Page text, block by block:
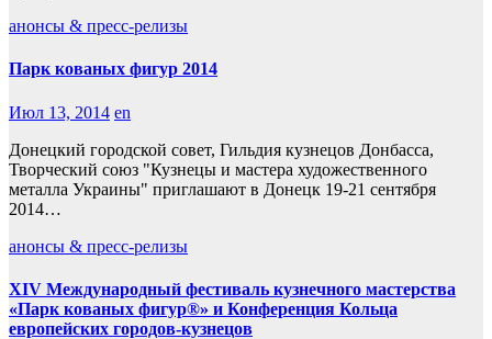
анонсы & пресс-релизы
Парк кованых фигур 2014
Июл 13, 2014 en
Донецкий городской совет, Гильдия кузнецов Донбасса,
Творческий союз "Кузнецы и мастера художественного
металла Украины" приглашают в Донецк 19-21 сентября
2014…
анонсы & пресс-релизы
XIV Международный фестиваль кузнечного мастерства
«Парк кованых фигур®» и Конференция Кольца
европейских городов-кузнецов